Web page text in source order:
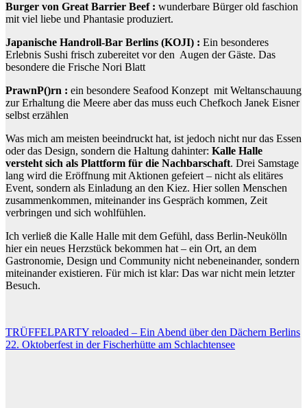
Burger von Great Barrier Beef : wunderbare Bürger old faschion
mit viel liebe und Phantasie produziert.
Japanische Handroll-Bar Berlins (KOJI) : Ein besonderes
Erlebnis Sushi frisch zubereitet vor den Augen der Gäste. Das
besondere die Frische Nori Blatt
PrawnP()rn : ein besondere Seafood Konzept mit Weltanschauung
zur Erhaltung die Meere aber das muss euch Chefkoch Janek Eisner
selbst erzählen
Was mich am meisten beeindruckt hat, ist jedoch nicht nur das Essen
oder das Design, sondern die Haltung dahinter: Kalle Halle
versteht sich als Plattform für die Nachbarschaft. Drei Samstage
lang wird die Eröffnung mit Aktionen gefeiert – nicht als elitäres
Event, sondern als Einladung an den Kiez. Hier sollen Menschen
zusammenkommen, miteinander ins Gespräch kommen, Zeit
verbringen und sich wohlfühlen.
Ich verließ die Kalle Halle mit dem Gefühl, dass Berlin-Neukölln
hier ein neues Herzstück bekommen hat – ein Ort, an dem
Gastronomie, Design und Community nicht nebeneinander, sondern
miteinander existieren. Für mich ist klar: Das war nicht mein letzter
Besuch.
Beitragsnavigation
TRÜFFELPARTY reloaded – Ein Abend über den Dächern Berlins
22. Oktoberfest in der Fischerhütte am Schlachtensee